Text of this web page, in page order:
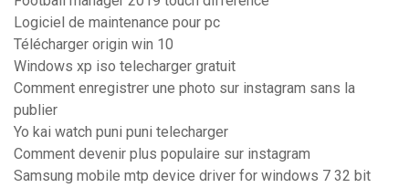
Logiciel de maintenance pour pc
Télécharger origin win 10
Windows xp iso telecharger gratuit
Comment enregistrer une photo sur instagram sans la
publier
Yo kai watch puni puni telecharger
Comment devenir plus populaire sur instagram
Samsung mobile mtp device driver for windows 7 32 bit